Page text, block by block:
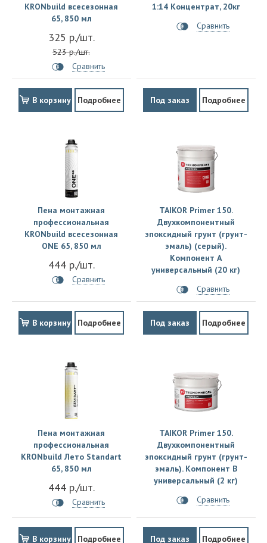
KRONbuild всесезонная
65, 850 мл
325 р./шт.
523 р./шт.
Сравнить
В корзину Подробнее
1:14 Концентрат, 20кг
Сравнить
Под заказ Подробнее
Пена монтажная
профессиональная
KRONbuild всесезонная
ONE 65, 850 мл
444 р./шт.
Сравнить
В корзину Подробнее
TAIKOR Primer 150.
Двухкомпонентный
эпоксидный грунт (грунт-
эмаль) (серый).
Компонент А
универсальный (20 кг)
Сравнить
Под заказ Подробнее
Пена монтажная
профессиональная
KRONbuild Лето Standart
65, 850 мл
444 р./шт.
Сравнить
В корзину Подробнее
TAIKOR Primer 150.
Двухкомпонентный
эпоксидный грунт (грунт-
эмаль). Компонент В
универсальный (2 кг)
Сравнить
Под заказ Подробнее